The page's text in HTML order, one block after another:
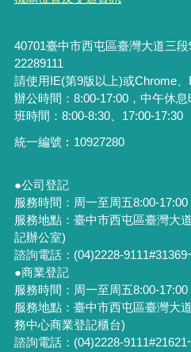
40701臺中市西屯區臺灣大道三
22289111
請使用IE(第9版以上)或Chrome
辦公時間：8:00-17:00，中午休
班時間：8:00-8:30、17:00-17:30
統一編號︰ 10927280
●公司登記
服務時間：周一至周五8:00-
服務地點：臺中市西屯區臺灣大
記辦公室)
諮詢電話：(04)2228-
●商業登記
服務時間：周一至周五8:00-
服務地點：臺中市西屯區臺灣大
務中心商業登記櫃台)
諮詢電話：(04)2228-